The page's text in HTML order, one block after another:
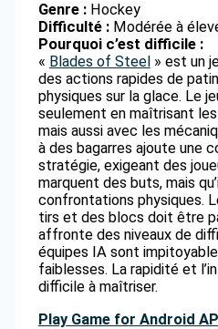
Genre :Hockey
Difficulté :Modérée à
Pourquoi c’est difficile :
« Blades of Steel » est un
des actions rapides de
physiques sur la glace. Le
seulement en maîtrisant
mais aussi avec les
à des bagarres ajoute une
stratégie, exigeant des
marquent des buts, mais
confrontations physiques.
tirs et des blocs doit être
affronte des niveaux de
équipes IA sont
faiblesses. La rapidité et
difficile à maîtriser.
Play Game for Android